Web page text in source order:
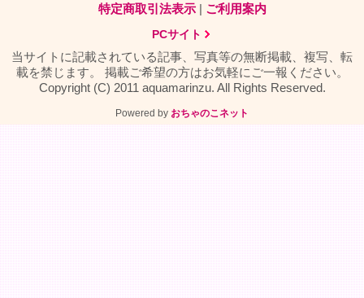
特定商取引法表示 | ご利用案内
PCサイト
当サイトに記載されている記事、写真等の無断掲載、複写、転
載を禁じます。 掲載ご希望の方はお気軽にご一報ください。
Copyright (C) 2011 aquamarinzu. All Rights Reserved.
Powered by おちゃのこネット